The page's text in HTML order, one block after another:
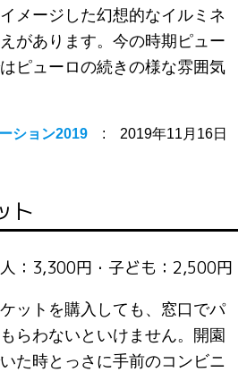
メージした幻想的なイルミネ
があります。今の時期ピュー
ピューロの続きの様な雰囲気
ション2019 : 2019年11月16日
ト
：3,300円・子ども：2,500円
ットを購入しても、窓口でパ
らわないといけません。開園
た時とっさに手前のコンビニ